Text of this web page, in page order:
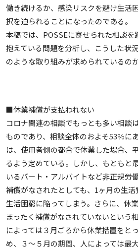
働き続けるか、感染リスクを避け生活
択を迫られることになったのである。
本稿では、POSSEに寄せられた相談を
抱えている問題を分析し、こうした状
のような取り組みが求められているの
■休業補償が支払われない
コロナ関連の相談でもっとも多い相談
ものであり、相談全体のおよそ53％に
は、使用者側の都合で休業した場合、
るよう定めている。しかし、もともと
いるパート・アルバイトなど非正規労
補償がなされたとしても、1ヶ月の生活
生活困窮に陥ってしまう。さらに、休
まったく補償がなされていないという
によっては３月ごろから休業措置をと
め、３〜５月の期間、人によっては最